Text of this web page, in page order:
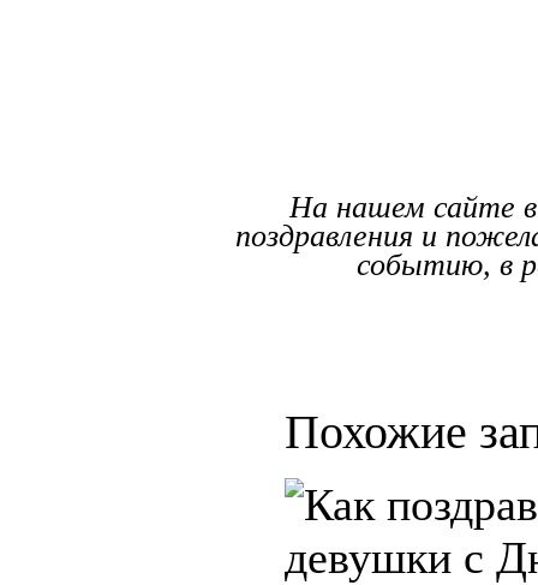
На нашем сайте
поздравления и
событию, в
Похожие